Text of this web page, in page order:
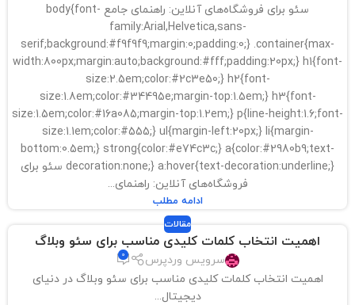
سئو برای فروشگاه‌های آنلاین: راهنمای جامع body{font-
family:Arial,Helvetica,sans-
serif;background:#f9f9f9;margin:0;padding:0;} .container{max-
width:800px;margin:auto;background:#fff;padding:20px;} h1{font-
size:2.5em;color:#2c3e50;} h2{font-
size:1.8em;color:#34495e;margin-top:1.5em;} h3{font-
size:1.5em;color:#16a085;margin-top:1.2em;} p{line-height:1.6;font-
size:1.1em;color:#555;} ul{margin-left:20px;} li{margin-
bottom:0.5em;} strong{color:#e74c3c;} a{color:#2980b9;text-
decoration:none;} a:hover{text-decoration:underline;} سئو برای
فروشگاه‌های آنلاین: راهنمای...
ادامه مطلب
مقالات
اهمیت انتخاب کلمات کلیدی مناسب برای سئو وبلاگ
سرویس وردپرس 0
اهمیت انتخاب کلمات کلیدی مناسب برای سئو وبلاگ در دنیای
دیجیتال...